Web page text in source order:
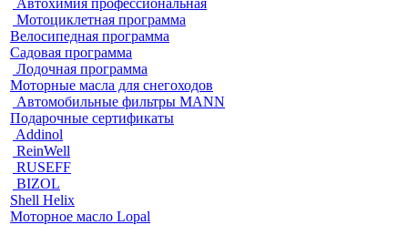
Автохимия профессиональная
Мотоциклетная программа
Велосипедная программа
Садовая программа
Лодочная программа
Моторные масла для снегоходов
Автомобильные фильтры MANN
Подарочные сертификаты
Addinol
ReinWell
RUSEFF
BIZOL
Shell Helix
Моторное масло Lopal